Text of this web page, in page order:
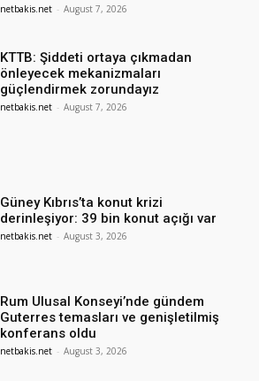
netbakis.net - August 7, 2026
KTTB: Şiddeti ortaya çıkmadan
önleyecek mekanizmaları
güçlendirmek zorundayız
netbakis.net - August 7, 2026
Güney Kıbrıs’ta konut krizi
derinleşiyor: 39 bin konut açığı var
netbakis.net - August 3, 2026
Rum Ulusal Konseyi’nde gündem
Guterres temasları ve genişletilmiş
konferans oldu
netbakis.net - August 3, 2026